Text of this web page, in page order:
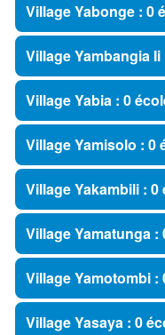
Village Yabonge : 0
Village Yambangia
Village Yabia : 0
Village Yamisolo : 0
Village Yakambili : 0
Village Yamatunga :
Village Yamotombi :
Village Yasaya : 0